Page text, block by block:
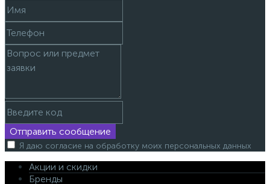
Отправить сообщение
Я даю согласие на обработку моих персональных данных
Акции и скидки
Бренды